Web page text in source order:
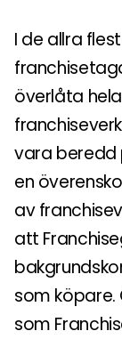
I de allra
överlåta
vara beredd
en
av
att
som köpare.
som